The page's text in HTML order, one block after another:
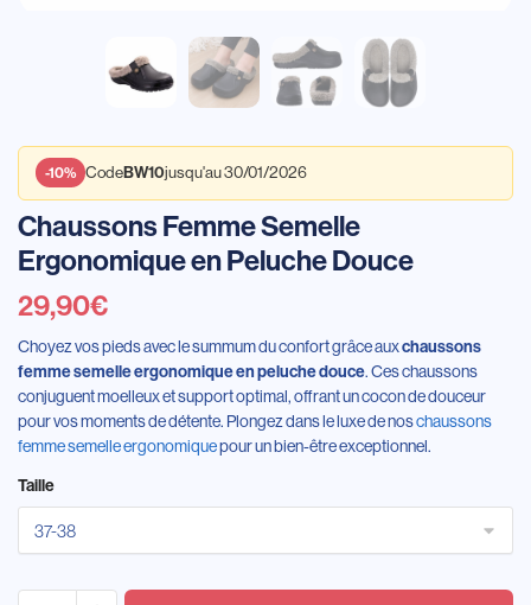
-10% CodeBW10jusqu'au 30/01/2026
Chaussons Femme Semelle
Ergonomique en Peluche Douce
29,90€
Choyez vos pieds avec le summum du confort grâce auxchaussons
femme semelle ergonomique en peluche douce. Ces chaussons
conjuguent moelleux et support optimal, offrant un cocon de douceur
pour vos moments de détente. Plongez dans le luxe de noschaussons
femme semelle ergonomiquepour un bien-être exceptionnel.
Taille